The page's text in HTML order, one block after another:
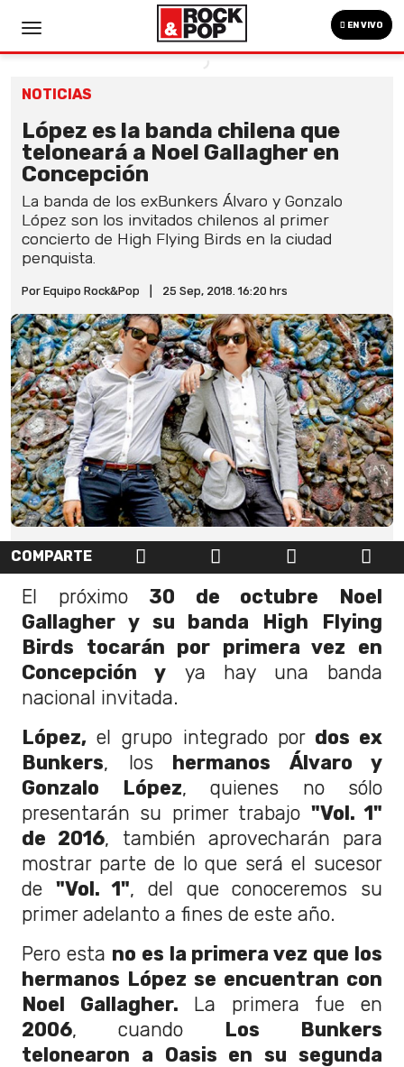
EN VIVO
NOTICIAS
López es la banda chilena que
teloneará a Noel Gallagher en
Concepción
La banda de los exBunkers Álvaro y Gonzalo
López son los invitados chilenos al primer
concierto de High Flying Birds en la ciudad
penquista.
Por Equipo Rock&Pop 25 Sep, 2018. 16:20 hrs
COMPARTE
El próximo 30 de octubre Noel
Gallagher y su banda High Flying
Birds tocarán por primera vez en
Concepción yya hay una banda
nacional invitada.
López, el grupo integrado por dos ex
Bunkers, loshermanos Álvaro y
Gonzalo López, quienes no sólo
presentarán su primer trabajo "Vol. 1"
de 2016, también aprovecharán para
mostrar parte de lo que será el sucesor
de "Vol. 1", del que conoceremos su
primer adelanto a fines de este año.
Pero esta no es la primera vez que los
hermanos López se encuentran con
Noel Gallagher. La primera fue en
2006, cuando Los Bunkers
telonearon a Oasis en su segunda